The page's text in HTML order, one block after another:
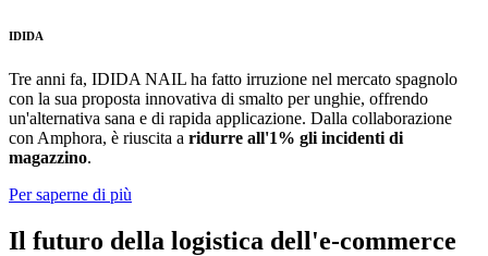
IDIDA
Tre anni fa, IDIDA NAIL ha fatto irruzione nel mercato spagnolo
con la sua proposta innovativa di smalto per unghie, offrendo
un'alternativa sana e di rapida applicazione. Dalla collaborazione
con Amphora, è riuscita a ridurre all'1% gli incidenti di
magazzino.
Per saperne di più
Il futuro della logistica dell'e-commerce